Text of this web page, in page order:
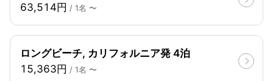
63,514円 / 1名 〜
ロングビーチ, カリフォルニア発 4泊
15,363円 / 1名 〜